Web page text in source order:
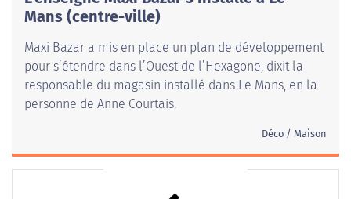
Mans (centre-ville)
Maxi Bazar a mis en place un plan de développement
pour s’étendre dans l’Ouest de l’Hexagone, dixit la
responsable du magasin installé dans Le Mans, en la
personne de Anne Courtais.
Déco / Maison